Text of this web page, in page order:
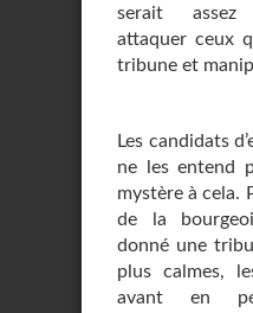
serait
attaquer ceux
tribune et
Les candidats
ne les entend
mystère à cela.
de la
donné une
plus calmes,
avant en